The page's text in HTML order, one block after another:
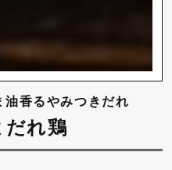
油香るやみつきだれ
だれ鶏